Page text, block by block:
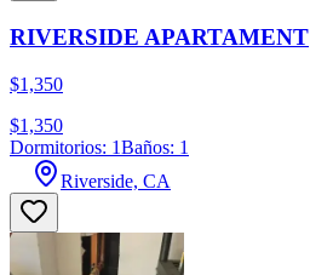
RIVERSIDE APARTAMENT
$1,350
$1,350
Dormitorios: 1Baños: 1
Riverside, CA